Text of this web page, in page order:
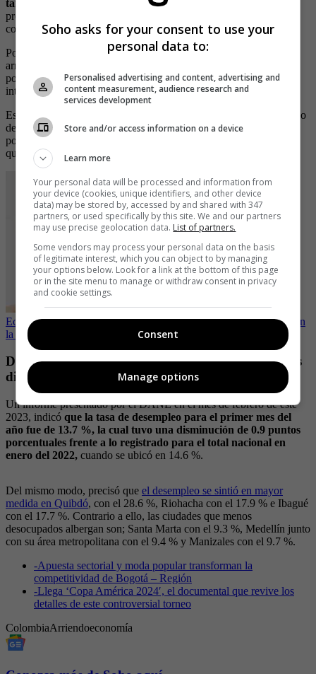
también buscan espacios con menor área.
preparados para atender esa demanda con nuevos estilos de vida”,
comentó.
Por otro lado, señaló que al incrementarse la demanda de
arrendamiento, también se estima la oferta de vivienda en alquiler
por la que los propietarios están mejorando sus inmuebles, con la
intención de recibiringresos adicionales.
Esto produce, según la entidad, mayor fuerza en el empleo de mano
de obra no calificada, así como el incentivo a invertir en finca raíz
porque
los cánones empiezan a recuperarse
que se vivió en la pandemia por el coronavirus.
Economía doméstica inteligente: Consejos prácticos para ahorrar en
la factura de luz y agua
Desempleo en Colombia: las ciudades donde es más
difícil conseguir un empleo
Un informe presentado por el DANE en el mes de febrero de este
2023, indicó que la tasa de desempleo para el primer mes del
año fue de 13.7 %, la cual tuvo una disminución de 0.9 puntos
porcentuales frente a lo registrado para el total nacional en
enero del 2022, cuando se ubicó en 14.6 %.
Del mismo modo, precisó que el desempleo se sintió en mayor
medida en Quibdó, con el 28.6 %, Riohacha con el 17.9 % e Ibagué
con el 17.7 %. Contrario a ello, las ciudades que menos
desocupados albergan son; Santa Marta con el 9.3 %, Medellín junto
con su área metropolitana con el 9.4 % y Manizales con el 9.7 %.
-Apuesta sectorial y moda popular transforman la
competitividad de Bogotá – Región
-Llega ‘Copa América 2024′, el documental que revive los
detalles de este controversial torneo
ColombiaArriendoeconomía
Soho asks for your consent to use your
personal data to:
Personalised advertising and content, advertising and
content measurement, audience research and
services development
Store and/or access information on a device
Learn more
Your personal data will be processed and information from
your device (cookies, unique identifiers, and other device
data) may be stored by, accessed by and shared with 347
partners, or used specifically by this site. We and our partners
may use precise geolocation data. List of partners.
Some vendors may process your personal data on the basis
of legitimate interest, which you can object to by managing
your options below. Look for a link at the bottom of this page
or in the site menu to manage or withdraw consent in privacy
and cookie settings.
Consent
Manage options